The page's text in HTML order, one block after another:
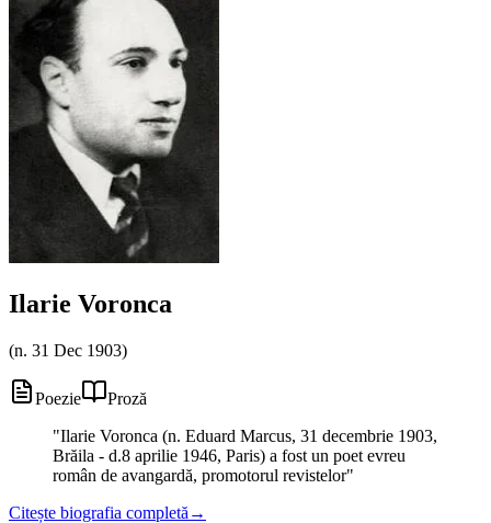
Ilarie Voronca
(n. 31 Dec 1903)
Poezie
Proză
"Ilarie Voronca (n. Eduard Marcus, 31 decembrie 1903,
Brăila - d.8 aprilie 1946, Paris) a fost un poet evreu
român de avangardă, promotorul revistelor"
Citește biografia completă →